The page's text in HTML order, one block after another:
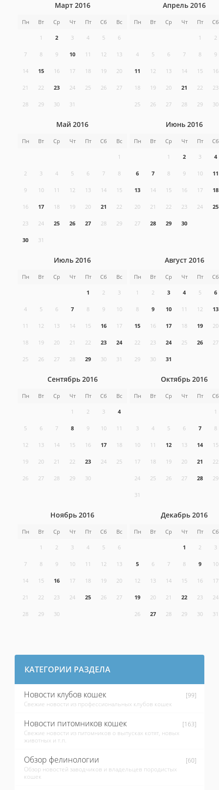
Март 2016
Пн Вт Ср Чт Пт Сб Вс
1 2 3 4 5 6
7 8 9 10 11 12 13
14 15 16 17 18 19 20
21 22 23 24 25 26 27
28 29 30 31
Апрель 2016
Пн Вт Ср Чт Пт Сб
1 2
4 5 6 7 8 9
11 12 13 14 15 16
18 19 20 21 22 23
25 26 27 28 29 30
Май 2016
Пн Вт Ср Чт Пт Сб Вс
1
2 3 4 5 6 7 8
9 10 11 12 13 14 15
16 17 18 19 20 21 22
23 24 25 26 27 28 29
30 31
Июнь 2016
Пн Вт Ср Чт Пт Сб
1 2 3 4
6 7 8 9 10 11
13 14 15 16 17 18
20 21 22 23 24 25
27 28 29 30
Июль 2016
Пн Вт Ср Чт Пт Сб Вс
1 2 3
4 5 6 7 8 9 10
11 12 13 14 15 16 17
18 19 20 21 22 23 24
25 26 27 28 29 30 31
Август 2016
Пн Вт Ср Чт Пт Сб
1 2 3 4 5 6
8 9 10 11 12 13
15 16 17 18 19 20
22 23 24 25 26 27
29 30 31
Сентябрь 2016
Пн Вт Ср Чт Пт Сб Вс
1 2 3 4
5 6 7 8 9 10 11
12 13 14 15 16 17 18
19 20 21 22 23 24 25
26 27 28 29 30
Октябрь 2016
Пн Вт Ср Чт Пт Сб
1
3 4 5 6 7 8
10 11 12 13 14 15
17 18 19 20 21 22
24 25 26 27 28 29
31
Ноябрь 2016
Пн Вт Ср Чт Пт Сб Вс
1 2 3 4 5 6
7 8 9 10 11 12 13
14 15 16 17 18 19 20
21 22 23 24 25 26 27
28 29 30
Декабрь 2016
Пн Вт Ср Чт Пт Сб
1 2 3
5 6 7 8 9 10
12 13 14 15 16 17
19 20 21 22 23 24
26 27 28 29 30 31
КАТЕГОРИИ РАЗДЕЛА
Новости клубов кошек
[99]
Свежие новости из профессиональных клубов кошек
Новости питомников кошек
[163]
Свежие новости из питомников о выпусках котят, новых
животных и т.п.
Обзор фелинологии
[60]
Обзор новостей заводчиков и владельцев породистых
кошек